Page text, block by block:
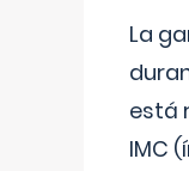
La
está
IMC